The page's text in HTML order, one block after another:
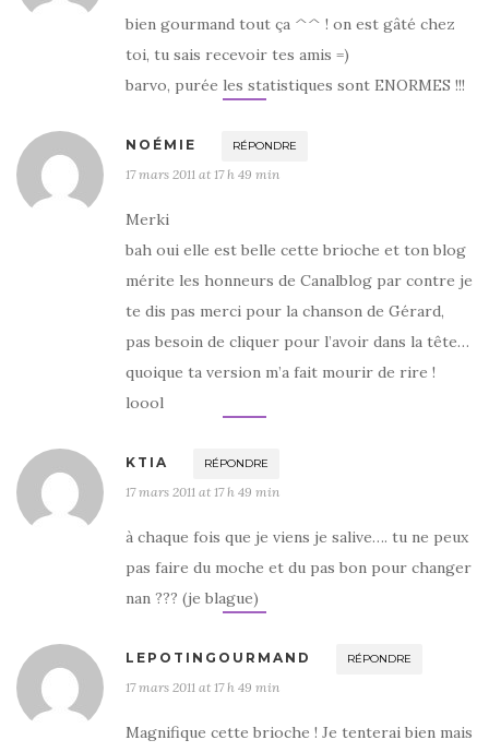
bien gourmand tout ça ^^ ! on est gâté chez
toi, tu sais recevoir tes amis =)
barvo, purée les statistiques sont ENORMES !!!
NOÉMIE RÉPONDRE
17 mars 2011 at 17 h 49 min
Merki
bah oui elle est belle cette brioche et ton blog
mérite les honneurs de Canalblog par contre je
te dis pas merci pour la chanson de Gérard,
pas besoin de cliquer pour l’avoir dans la tête…
quoique ta version m’a fait mourir de rire !
loool
KTIA RÉPONDRE
17 mars 2011 at 17 h 49 min
à chaque fois que je viens je salive…. tu ne peux
pas faire du moche et du pas bon pour changer
nan ??? (je blague)
LEPOTINGOURMAND RÉPONDRE
17 mars 2011 at 17 h 49 min
Magnifique cette brioche ! Je tenterai bien mais